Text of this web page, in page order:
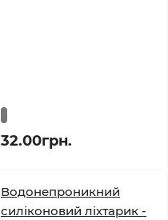
32.00грн.
Водонепроникний
силіконовий ліхтарик -